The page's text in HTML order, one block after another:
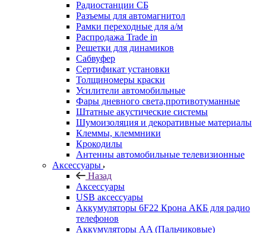
Радиостанции СБ
Разъемы для автомагнитол
Рамки переходные для а/м
Распродажа Trade in
Решетки для динамиков
Сабвуфер
Сертификат установки
Толщиномеры краски
Усилители автомобильные
Фары дневного света,противотуманные
Штатные акустические системы
Шумоизоляция и декоративные материалы
Клеммы, клеммники
Крокодилы
Антенны автомобильные телевизионные
Аксессуары
Назад
Аксессуары
USB аксессуары
Аккумуляторы 6F22 Крона АКБ для радио
телефонов
Аккумуляторы AA (Пальчиковые)